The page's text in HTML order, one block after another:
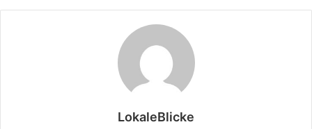
LokaleBlicke